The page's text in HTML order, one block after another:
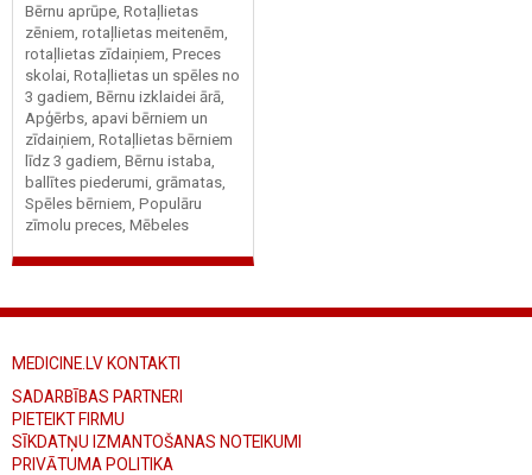
Bērnu aprūpe, Rotaļlietas
zēniem, rotaļlietas meitenēm,
rotaļlietas zīdaiņiem, Preces
skolai, Rotaļlietas un spēles no
3 gadiem, Bērnu izklaidei ārā,
Apģērbs, apavi bērniem un
zīdaiņiem, Rotaļlietas bērniem
līdz 3 gadiem, Bērnu istaba,
ballītes piederumi, grāmatas,
Spēles bērniem, Populāru
zīmolu preces, Mēbeles
MEDICINE.LV KONTAKTI
SADARBĪBAS PARTNERI
PIETEIKT FIRMU
SĪKDATŅU IZMANTOŠANAS NOTEIKUMI
PRIVĀTUMA POLITIKA